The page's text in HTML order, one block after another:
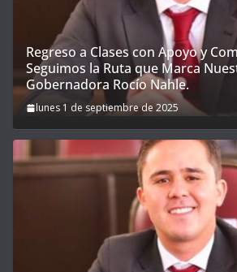
Regreso a Clases con Apoyo y
Seguimos la Ruta que Marca
Gobernadora Rocío Nahle.
lunes 1 de septiembre de 2025